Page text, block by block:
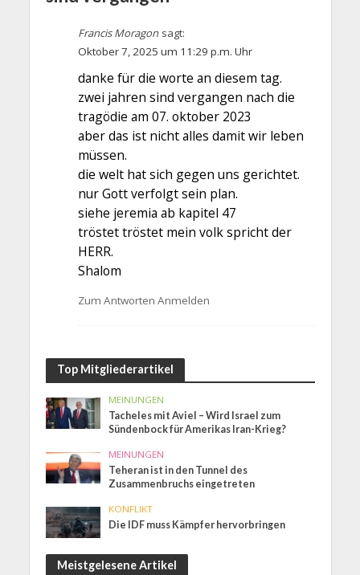
Francis Moragon sagt:
Oktober 7, 2025 um 11:29 p.m. Uhr
danke für die worte an diesem tag.
zwei jahren sind vergangen nach die
tragödie am 07. oktober 2023
aber das ist nicht alles damit wir leben
müssen.
die welt hat sich gegen uns gerichtet.
nur Gott verfolgt sein plan.
siehe jeremia ab kapitel 47
tröstet tröstet mein volk spricht der
HERR.
Shalom
Zum Antworten Anmelden
Top Mitgliederartikel
MEINUNGEN
Tacheles mit Aviel – Wird Israel zum
Sündenbock für Amerikas Iran-Krieg?
MEINUNGEN
Teheran ist in den Tunnel des
Zusammenbruchs eingetreten
KONFLIKT
Die IDF muss Kämpfer hervorbringen
Meistgelesene Artikel